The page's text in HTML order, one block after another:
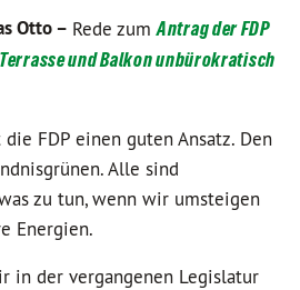
Otto – Rede zumAntrag der FDP
und Balkon unbürokratisch
FDP einen guten Ansatz. Den
Alle sind
zu tun, wenn wir umsteigen
Energien.
in der vergangenen Legislatur